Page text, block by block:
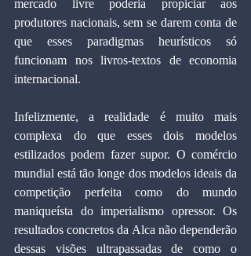
mercado livre poderia propiciar aos
produtores nacionais, sem se darem conta de
que esses paradigmas heurísticos só
funcionam nos livros-textos de economia
internacional.
Infelizmente, a realidade é muito mais
complexa do que esses dois modelos
estilizados podem fazer supor. O comércio
mundial está tão longe dos modelos ideais da
competição perfeita como do mundo
maniqueísta do imperialismo opressor. Os
resultados concretos da Alca não dependerão
dessas visões ultrapassadas de como o